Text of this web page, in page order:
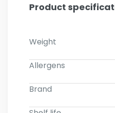
Product
Weight
Allergens
Brand